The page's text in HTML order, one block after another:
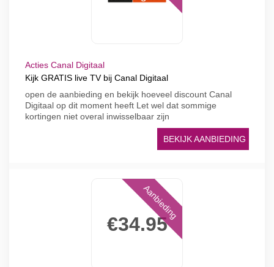
Acties Canal Digitaal
Kijk GRATIS live TV bij Canal Digitaal
open de aanbieding en bekijk hoeveel discount Canal
Digitaal op dit moment heeft Let wel dat sommige
kortingen niet overal inwisselbaar zijn
BEKIJK AANBIEDING
€34.95
Aanbieding